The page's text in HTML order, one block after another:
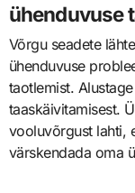
ühenduvuse
Võrgu seadete
ühenduvuse
taotlemist.
taaskäivitamisest.
vooluvõrgust lahti,
värskendada oma